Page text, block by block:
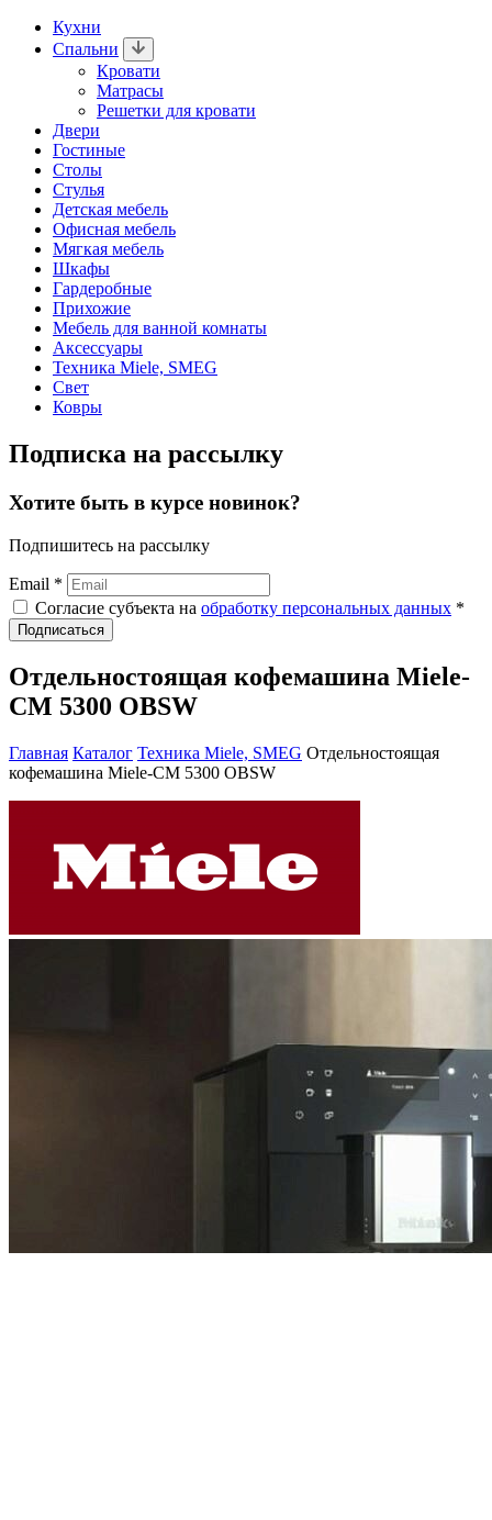
Кухни
Спальни
Кровати
Матрасы
Решетки для кровати
Двери
Гостиные
Столы
Стулья
Детская мебель
Офисная мебель
Мягкая мебель
Шкафы
Гардеробные
Прихожие
Мебель для ванной комнаты
Аксессуары
Техника Miele, SMEG
Свет
Ковры
Подписка на рассылку
Хотите быть в курсе новинок?
Подпишитесь на рассылку
Email *
Согласие субъекта на обработку персональных данных *
Подписаться
Отдельностоящая кофемашина Miele-
CM 5300 OBSW
Главная Каталог Техника Miele, SMEG Отдельностоящая
кофемашина Miele-CM 5300 OBSW